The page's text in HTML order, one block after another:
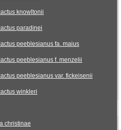
knowltonii
paradinei
peeblesianus fa. maius
peeblesianus f. menzelii
peeblesianus var. fickeisenii
winkleri
christinae